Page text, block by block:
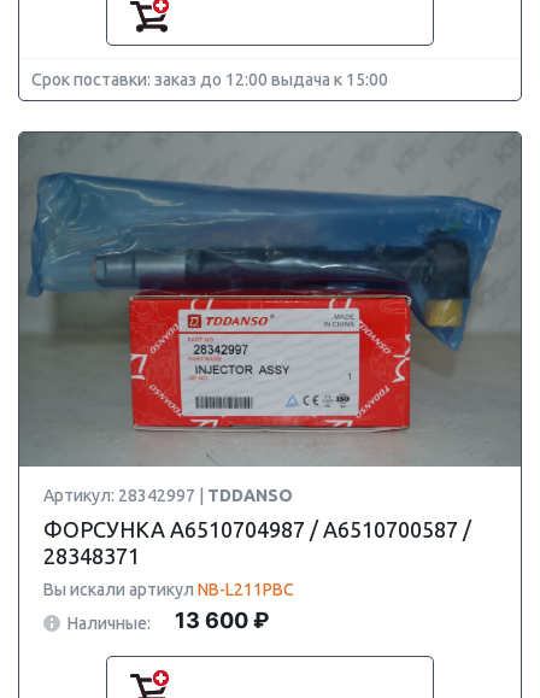
Срок поставки: заказ до 12:00 выдача к 15:00
Артикул: 28342997 | TDDANSO
ФОРСУНКА A6510704987 / A6510700587 /
28348371
Вы искали артикул NB-L211PBC
Наличные:
13 600 ₽